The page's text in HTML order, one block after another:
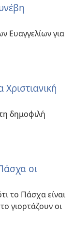
Ευαγγελίων για
τη δημοφιλή
οι
το Πάσχα είναι
γιορτάζουν οι